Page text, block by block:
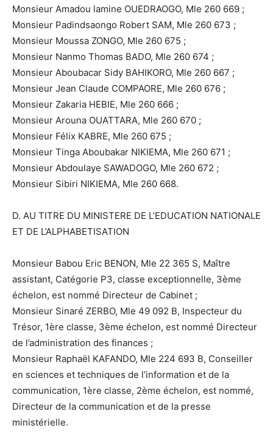
Monsieur Amadou lamine OUEDRAOGO, Mle 260 669 ;
Monsieur Padindsaongo Robert SAM, Mle 260 673 ;
Monsieur Moussa ZONGO, Mle 260 675 ;
Monsieur Nanmo Thomas BADO, Mle 260 674 ;
Monsieur Aboubacar Sidy BAHIKORO, Mle 260 667 ;
Monsieur Jean Claude COMPAORE, Mle 260 676 ;
Monsieur Zakaria HEBIE, Mle 260 666 ;
Monsieur Arouna OUATTARA, Mle 260 670 ;
Monsieur Félix KABRE, Mle 260 675 ;
Monsieur Tinga Aboubakar NIKIEMA, Mle 260 671 ;
Monsieur Abdoulaye SAWADOGO, Mle 260 672 ;
Monsieur Sibiri NIKIEMA, Mle 260 668.
D. AU TITRE DU MINISTERE DE L’EDUCATION NATIONALE
ET DE L’ALPHABETISATION
Monsieur Babou Eric BENON, Mle 22 365 S, Maître
assistant, Catégorie P3, classe exceptionnelle, 3ème
échelon, est nommé Directeur de Cabinet ;
Monsieur Sinaré ZERBO, Mle 49 092 B, Inspecteur du
Trésor, 1ère classe, 3ème échelon, est nommé Directeur
de l’administration des finances ;
Monsieur Raphaël KAFANDO, Mle 224 693 B, Conseiller
en sciences et techniques de l’information et de la
communication, 1ère classe, 2ème échelon, est nommé,
Directeur de la communication et de la presse
ministérielle.